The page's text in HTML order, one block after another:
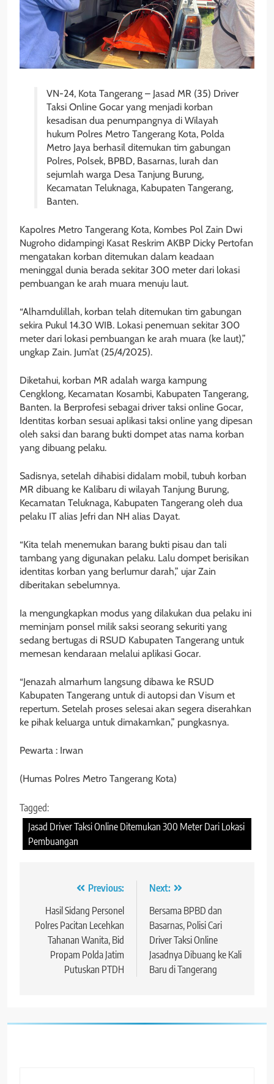
VN-24, Kota Tangerang – Jasad MR (35) Driver
Taksi Online Gocar yang menjadi korban
kesadisan dua penumpangnya di Wilayah
hukum Polres Metro Tangerang Kota, Polda
Metro Jaya berhasil ditemukan tim gabungan
Polres, Polsek, BPBD, Basarnas, lurah dan
sejumlah warga Desa Tanjung Burung,
Kecamatan Teluknaga, Kabupaten Tangerang,
Banten.
Kapolres Metro Tangerang Kota, Kombes Pol Zain Dwi
Nugroho didampingi Kasat Reskrim AKBP Dicky Pertofan
mengatakan korban ditemukan dalam keadaan
meninggal dunia berada sekitar 300 meter dari lokasi
pembuangan ke arah muara menuju laut.
“Alhamdulillah, korban telah ditemukan tim gabungan
sekira Pukul 14.30 WIB. Lokasi penemuan sekitar 300
meter dari lokasi pembuangan ke arah muara (ke laut),”
ungkap Zain. Jum’at (25/4/2025).
Diketahui, korban MR adalah warga kampung
Cengklong, Kecamatan Kosambi, Kabupaten Tangerang,
Banten. Ia Berprofesi sebagai driver taksi online Gocar,
Identitas korban sesuai aplikasi taksi online yang dipesan
oleh saksi dan barang bukti dompet atas nama korban
yang dibuang pelaku.
Sadisnya, setelah dihabisi didalam mobil, tubuh korban
MR dibuang ke Kalibaru di wilayah Tanjung Burung,
Kecamatan Teluknaga, Kabupaten Tangerang oleh dua
pelaku IT alias Jefri dan NH alias Dayat.
“Kita telah menemukan barang bukti pisau dan tali
tambang yang digunakan pelaku. Lalu dompet berisikan
identitas korban yang berlumur darah,” ujar Zain
diberitakan sebelumnya.
Ia mengungkapkan modus yang dilakukan dua pelaku ini
meminjam ponsel milik saksi seorang sekuriti yang
sedang bertugas di RSUD Kabupaten Tangerang untuk
memesan kendaraan melalui aplikasi Gocar.
“Jenazah almarhum langsung dibawa ke RSUD
Kabupaten Tangerang untuk di autopsi dan Visum et
repertum. Setelah proses selesai akan segera diserahkan
ke pihak keluarga untuk dimakamkan,” pungkasnya.
Pewarta : Irwan
(Humas Polres Metro Tangerang Kota)
Tagged:
Jasad Driver Taksi Online Ditemukan 300 Meter Dari Lokasi
Pembuangan
Navigasi
pos
Previous:
Hasil Sidang Personel
Polres Pacitan Lecehkan
Tahanan Wanita, Bid
Propam Polda Jatim
Putuskan PTDH
Next:
Bersama BPBD dan
Basarnas, Polisi Cari
Driver Taksi Online
Jasadnya Dibuang ke Kali
Baru di Tangerang